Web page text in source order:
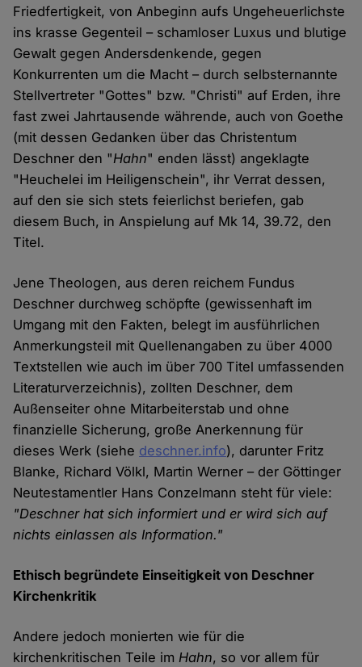
Friedfertigkeit, von Anbeginn aufs Ungeheuerlichste
ins krasse Gegenteil – schamloser Luxus und blutige
Gewalt gegen Andersdenkende, gegen
Konkurrenten um die Macht – durch selbsternannte
Stellvertreter "Gottes" bzw. "Christi" auf Erden, ihre
fast zwei Jahrtausende währende, auch von Goethe
(mit dessen Gedanken über das Christentum
Deschner den "Hahn" enden lässt) angeklagte
"Heuchelei im Heiligenschein", ihr Verrat dessen,
auf den sie sich stets feierlichst beriefen, gab
diesem Buch, in Anspielung auf Mk 14, 39.72, den
Titel.
Jene Theologen, aus deren reichem Fundus
Deschner durchweg schöpfte (gewissenhaft im
Umgang mit den Fakten, belegt im ausführlichen
Anmerkungsteil mit Quellenangaben zu über 4000
Textstellen wie auch im über 700 Titel umfassenden
Literaturverzeichnis), zollten Deschner, dem
Außenseiter ohne Mitarbeiterstab und ohne
finanzielle Sicherung, große Anerkennung für
dieses Werk (siehe deschner.info), darunter Fritz
Blanke, Richard Völkl, Martin Werner – der Göttinger
Neutestamentler Hans Conzelmann steht für viele:
"Deschner hat sich informiert und er wird sich auf
nichts einlassen als Information."
Ethisch begründete Einseitigkeit von Deschner
Kirchenkritik
Andere jedoch monierten wie für die
kirchenkritischen Teile imHahn, so vor allem für